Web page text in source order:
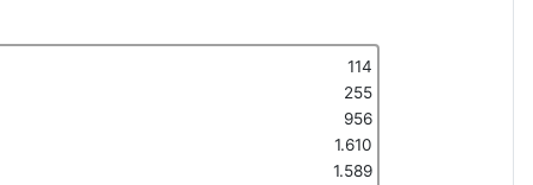
114
255
956
1.610
1.589